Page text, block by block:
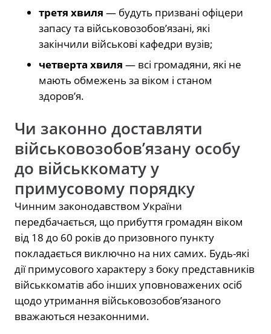
третя хвиля — будуть призвані офіцери
запасу та військовозобов’язані, які
закінчили військові кафедри вузів;
четверта хвиля — всі громадяни, які не
мають обмежень за віком і станом
здоров’я.
Чи законно доставляти
військовозобов’язану особу
до військкомату у
примусовому порядку
Чинним законодавством України
передбачається, що прибуття громадян віком
від 18 до 60 років до призовного пункту
покладається виключно на них самих. Будь-які
дії примусового характеру з боку представників
військкоматів або інших уповноважених осіб
щодо утримання військовозобов’язаного
вважаються незаконними.